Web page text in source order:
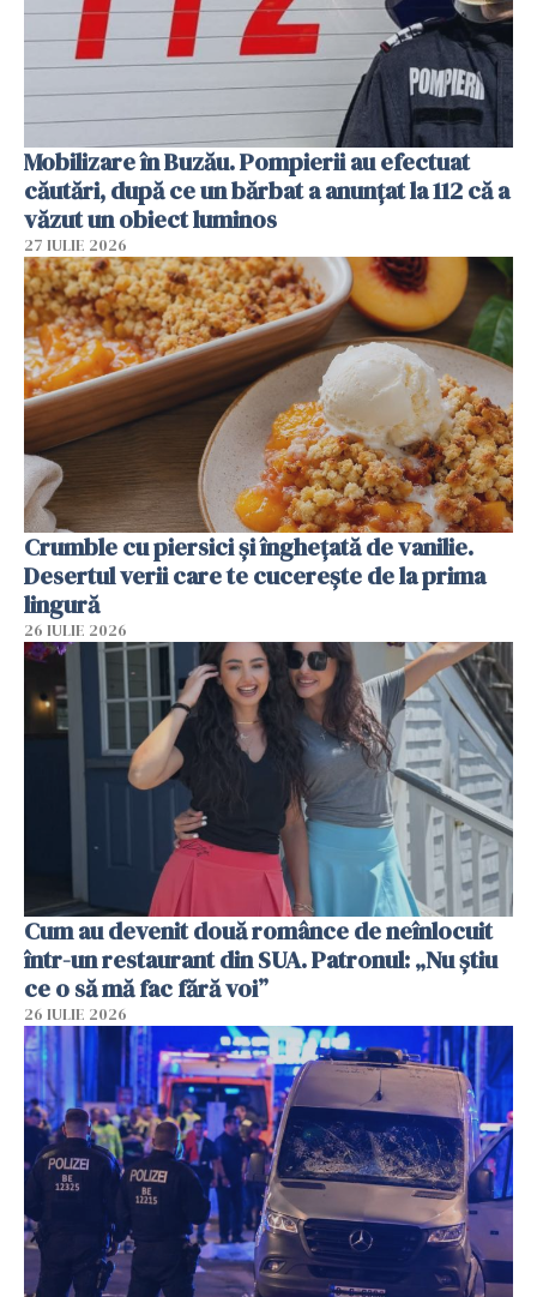
Mobilizare în Buzău. Pompierii au efectuat
căutări, după ce un bărbat a anunțat la 112 că a
văzut un obiect luminos
27 IULIE 2026
Crumble cu piersici și înghețată de vanilie.
Desertul verii care te cucerește de la prima
lingură
26 IULIE 2026
Cum au devenit două românce de neînlocuit
într-un restaurant din SUA. Patronul: „Nu știu
ce o să mă fac fără voi”
26 IULIE 2026